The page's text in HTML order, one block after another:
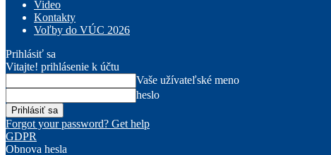
Video
Kontakty
Voľby do VÚC 2026
Prihlásiť sa
Vitajte! prihlásenie k účtu
Vaše užívateľské meno
heslo
Forgot your password? Get help
GDPR
Obnova hesla